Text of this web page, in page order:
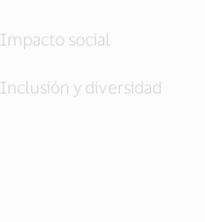
Impacto social
Inclusión y diversidad